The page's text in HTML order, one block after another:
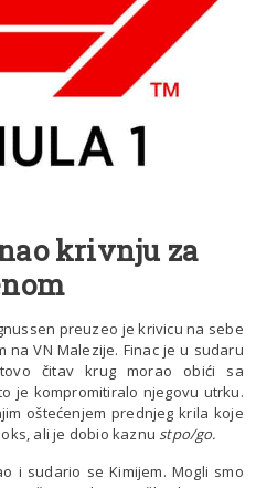
krivnju za
preuzeo je krivicu na sebe
na VN Malezije. Finac je u sudaru
čitav krug morao obići sa
je kompromitiralo njegovu utrku.
oštećenjem prednjeg krila koje
ali je dobio kaznustpo/go.
i sudario se Kimijem. Mogli smo